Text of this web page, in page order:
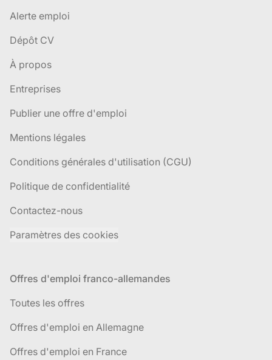
Alerte emploi
Dépôt CV
À propos
Entreprises
Publier une offre d'emploi
Mentions légales
Conditions générales d'utilisation (CGU)
Politique de confidentialité
Contactez-nous
Paramètres des cookies
Offres d'emploi franco-allemandes
Toutes les offres
Offres d'emploi en Allemagne
Offres d'emploi en France